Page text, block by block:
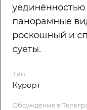
панорамные
роскошный и
суеты.
Тип
Курорт
Обсуждение в